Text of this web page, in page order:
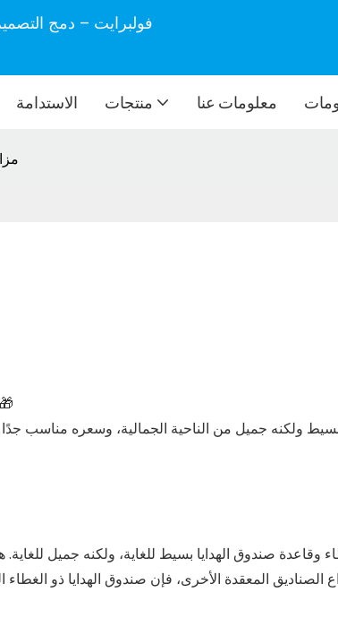
فولبرايت – دمج
الاستدامة منتجات معلومات عنا
صندوق هدايا بغطاء وقاعدة: هل تعرف هذا الصندوق الشائع للتغليف؟ 🎁
ولكنه جميل من الناحية الجمالية، وسعره مناسب جدًا
صندوق الهدايا بسيط للغاية، ولكنه جميل للغاية.